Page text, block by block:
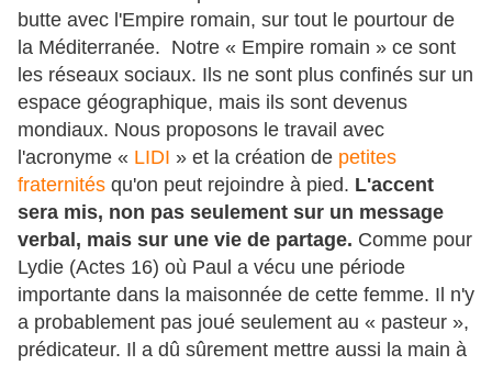
butte avec l'Empire romain, sur tout le pourtour de
la Méditerranée. Notre « Empire romain » ce sont
les réseaux sociaux. Ils ne sont plus confinés sur un
espace géographique, mais ils sont devenus
mondiaux. Nous proposons le travail avec
l'acronyme « LIDI » et la création de petites
fraternités qu'on peut rejoindre à pied. L'accent
sera mis, non pas seulement sur un message
verbal, mais sur une vie de partage. Comme pour
Lydie (Actes 16) où Paul a vécu une période
importante dans la maisonnée de cette femme. Il n'y
a probablement pas joué seulement au « pasteur »,
prédicateur. Il a dû sûrement mettre aussi la main à